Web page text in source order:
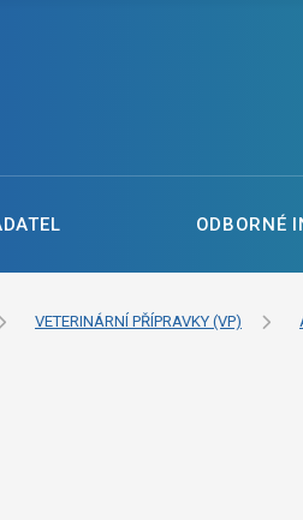
ODBORNÉ
VETERINÁRNÍ PŘÍPRAVKY (VP)